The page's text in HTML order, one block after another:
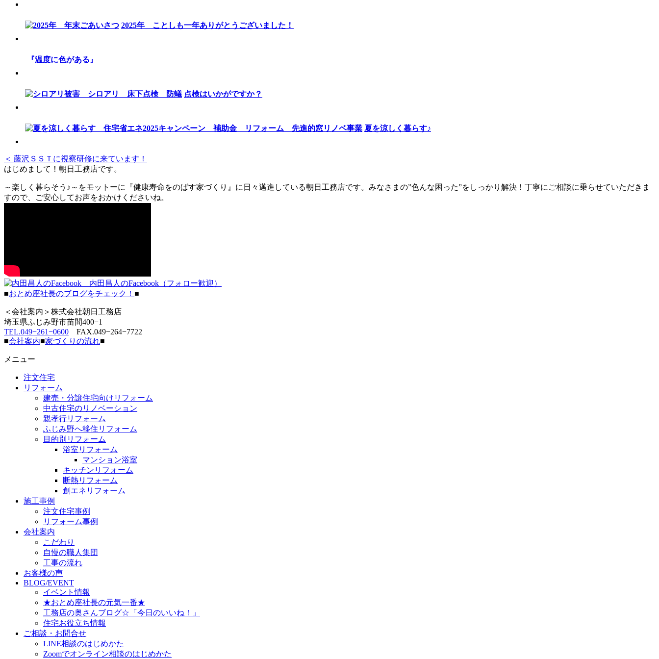
2025年 ことしも一年ありがとうございました！
『温度に色がある』
点検はいかがですか？
夏を涼しく暮らす♪
＜ 藤沢ＳＳＴに視察研修に来ています！
はじめまして！朝日工務店です。
～楽しく暮らそう♪～をモットーに『健康寿命をのばす家づくり』に日々邁進している朝日工務店です。みなさまの”色んな困った”をしっかり解決！丁寧にご相談に乗らせていただきま
すので、ご安心してお声をおかけくださいね。
内田昌人のFacebook（フォロー歓迎）
■おとめ座社長のブログをチェック！ ■
＜会社案内＞株式会社朝日工務店
埼玉県ふじみ野市苗間400−1
TEL.049−261−0600 FAX.049−264−7722
■会社案内■家づくりの流れ■
メニュー
注文住宅
リフォーム
建売・分譲住宅向けリフォーム
中古住宅のリノベーション
親孝行リフォーム
ふじみ野へ移住リフォーム
目的別リフォーム
浴室リフォーム
マンション浴室
キッチンリフォーム
断熱リフォーム
創エネリフォーム
施工事例
注文住宅事例
リフォーム事例
会社案内
こだわり
自慢の職人集団
工事の流れ
お客様の声
BLOG/EVENT
イベント情報
★おとめ座社長の元気一番★
工務店の奥さんブログ☆「今日のいいね！」
住宅お役立ち情報
ご相談・お問合せ
LINE相談のはじめかた
Zoomでオンライン相談のはじめかた